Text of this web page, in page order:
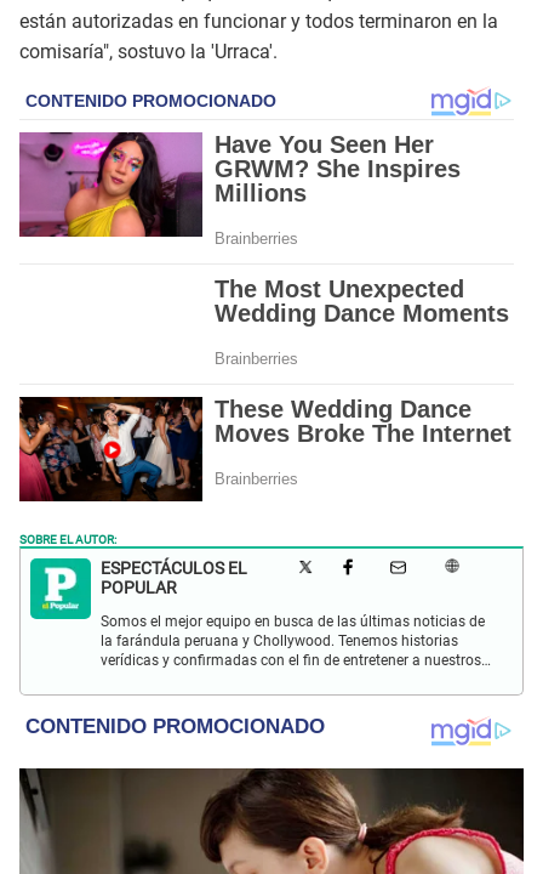
están autorizadas en funcionar y todos terminaron en la
comisaría", sostuvo la 'Urraca'.
SOBRE EL AUTOR:
ESPECTÁCULOS EL
POPULAR
Somos el mejor equipo en busca de las últimas noticias de
la farándula peruana y Chollywood. Tenemos historias
verídicas y confirmadas con el fin de entretener a nuestros